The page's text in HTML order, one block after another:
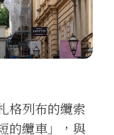
格列布的纜索
的纜車」，與